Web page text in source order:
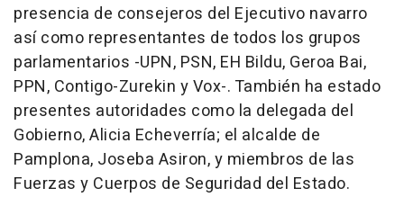
presencia de consejeros del Ejecutivo navarro
así como representantes de todos los grupos
parlamentarios -UPN, PSN, EH Bildu, Geroa Bai,
PPN, Contigo-Zurekin y Vox-. También ha estado
presentes autoridades como la delegada del
Gobierno, Alicia Echeverría; el alcalde de
Pamplona, Joseba Asiron, y miembros de las
Fuerzas y Cuerpos de Seguridad del Estado.